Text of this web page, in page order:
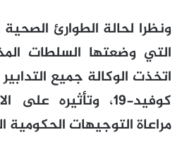
ونظرا لحالة الطوارئ
التي وضعتها السلطات
اتخذت الوكالة جميع
كوفيد-19، وتأثيره
مراعاة التوجيهات الحكومية